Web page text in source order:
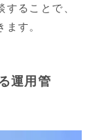
ることで、
す。
運用管